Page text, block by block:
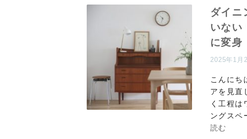
ダイニ
いない
に変身
2025年1月
こんにち
アを見直
く工程
ングスペ
読む